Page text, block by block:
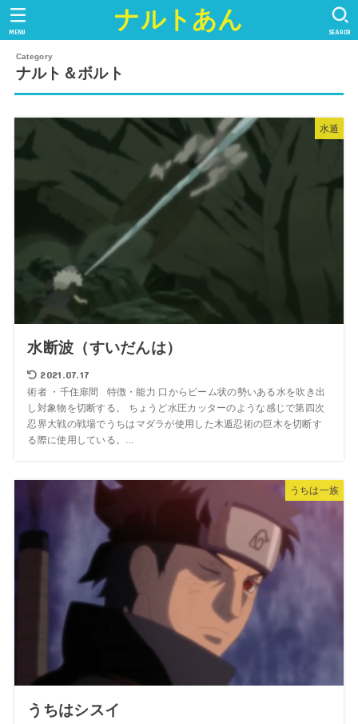
ナルトあん SEARCH
MENU
ナルト＆ボルト
水遁
水断波（すいだんは）
2021.07.17
術者 ・千住扉間 特徴・能力 口からビーム状の勢いある水を吹き出
し対象物を切断する。 ちょうど水圧カッターのような感じで第四次
忍界大戦の戦場でうちはマダラが使用した木遁忍術の巨木を切断す
る際に使用している。...
うちは一族
うちはシスイ